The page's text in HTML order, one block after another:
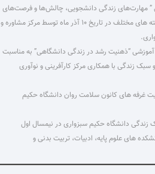
آموزشی ” مهارت‌های زندگی دانشجویی، چالش‌ها و فرصت‌های
ترم ۱″ویژه دانشجویان نوورود رشته های مختلف در تاریخ ۱۰ آذر ماه توسط مرکز مشاوره و
“ذهنیت رشد در زندگی دانشگاهی” به مناسبت
زندگی با همکاری مرکز کارآفرینی و نوآوری
غرفه های کانون سلامت روان دانشگاه حکیم
زندگی دانشگاه حکیم سبزواری در نیمسال اول
و دانشکده های علوم پایه، ادبیات، تربیت بدنی و